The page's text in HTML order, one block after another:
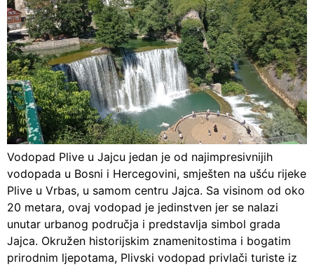
Vodopad Plive u Jajcu jedan je od najimpresivnijih
vodopada u Bosni i Hercegovini, smješten na ušću rijeke
Plive u Vrbas, u samom centru Jajca. Sa visinom od oko
20 metara, ovaj vodopad je jedinstven jer se nalazi
unutar urbanog područja i predstavlja simbol grada
Jajca. Okružen historijskim znamenitostima i bogatim
prirodnim ljepotama, Plivski vodopad privlači turiste iz